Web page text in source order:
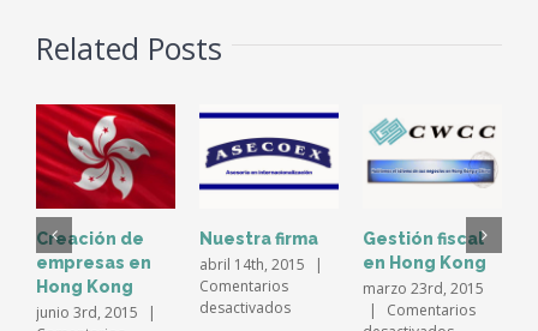
Related Posts
Creación de
empresas en
Hong Kong
junio 3rd, 2015
|
Nuestra firma
abril 14th, 2015
|
Comentarios
desactivadosen
Gestión fiscal
en Hong Kong
marzo 23rd, 2015
|
Comentarios